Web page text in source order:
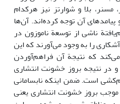
بلا و شوارتز نیز هرکدام
پیامدهای آن توجه کرده‌اند. آن‌ها
ناشی از توسعة ناموزون در
را به وجود می‌آورند که این
که نتیجة آن فراهم‌آوردن
در نتیجه بروز خشونت انتشاری
است. ضمن اینکه نابسامانی
موجب بروز خشونت انتشاری یعنی